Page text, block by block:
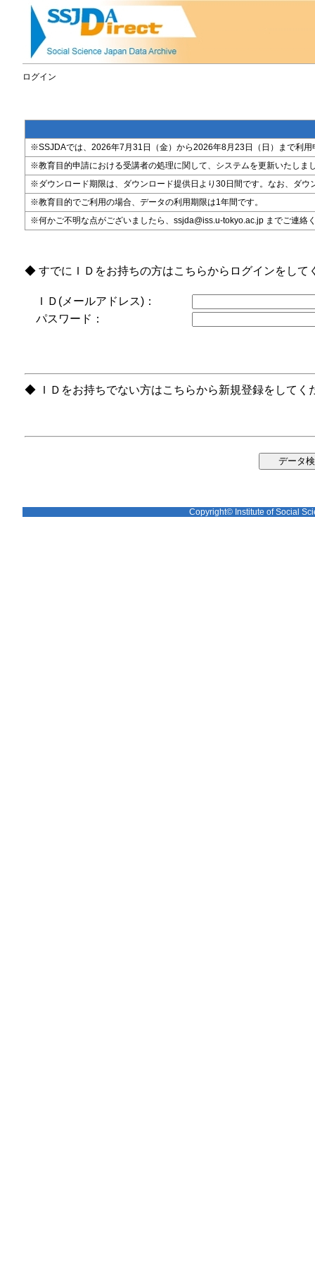
ログイン
※SSJDAでは、2026年7月31日（金）から2026年8月23日（日）まで利
※教育目的申請における受講者の処理に関して、システムを更新いたしま
※ダウンロード期限は、ダウンロード提供日より30日間です。なお、ダ
※教育目的でご利用の場合、データの利用期限は1年間です。
※何かご不明な点がございましたら、ssjda@iss.u-tokyo.ac.jp までご連絡
◆ すでにＩＤをお持ちの方はこちらからログインをして
ＩＤ(メールアドレス)：
パスワード：
◆ ＩＤをお持ちでない方はこちらから新規登録をしてく
Copyright© Institute of Social